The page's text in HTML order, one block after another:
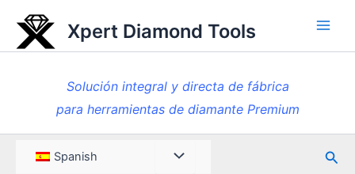
contenido
Xpert Diamond Tools
Solución integral y directa de fábrica
para herramientas de diamante Premium
Spanish Menú